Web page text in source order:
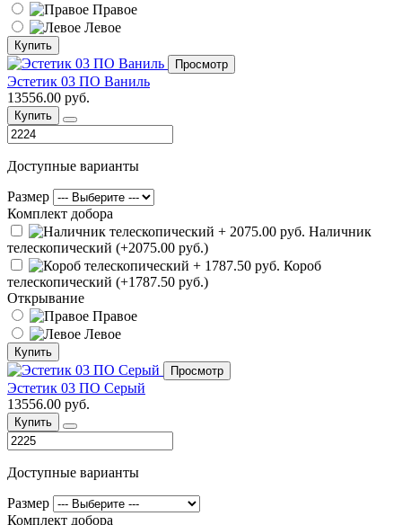
Правое
Левое
Купить
Просмотр
Эстетик 03 ПО Ваниль
13556.00 руб.
Купить
Доступные варианты
Размер
Комплект добора
Наличник
телескопический (+2075.00 руб.)
Короб
телескопический (+1787.50 руб.)
Открывание
Правое
Левое
Купить
Просмотр
Эстетик 03 ПО Серый
13556.00 руб.
Купить
Доступные варианты
Размер
Комплект добора